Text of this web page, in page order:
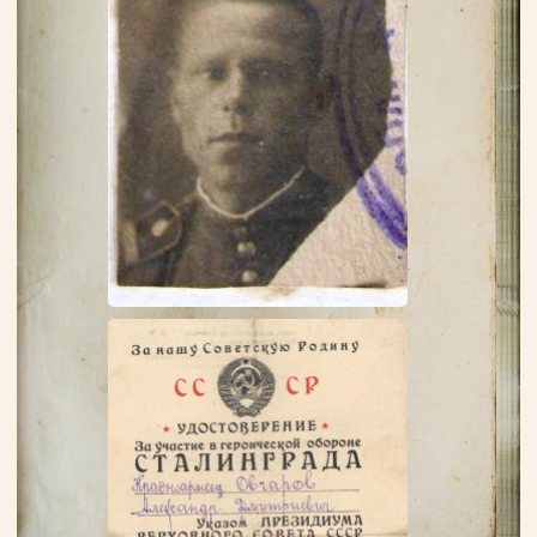
Пароль
Заполняя данную форму вы соглашаетесь с
политикой конфиденциальности
сайта
ВОЙТИ
Регистрация Забыли пароль?